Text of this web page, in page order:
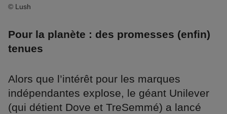
© Lush
Pour la planète : des promesses (enfin)
tenues
Alors que l’intérêt pour les marques
indépendantes explose, le géant Unilever
(qui détient Dove et TreSemmé) a lancé